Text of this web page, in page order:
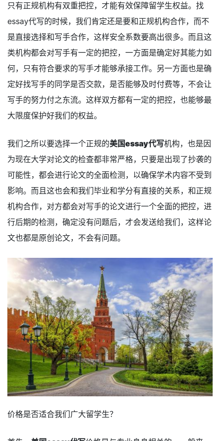
只有正规机构有双重把控，才能有效保障留学生权益。找
essay代写的时候，我们肯定还是要和正规机构合作，而不
是直接选择和写手合作，这样安全系数要高出很多。而且这
类机构都会对写手有一定的把控，一方面是确定好其能力如
何，只有符合要求的写手才能够承接工作。另一方面也是确
定好找写手的同学是否交款，是否能够及时付费等，不会让
写手的努力付之东流。这样双方都有一定的把控，也能够最
大限度保护好我们的权益。
我们之所以要选择一个正规的美国essay代写机构，也是因
为现在大学对论文的检查都非常严格，只要是出现了抄袭的
可能性，都会进行论文的全面检测，以确保学术内容不受到
影响。而且这也会和我们毕业和学分有直接的关系，和正规
机构合作，对方都会对写手的论文进行一个全面的把控，进
行后期的检测，确定没有问题后，才会发送给我们，这样论
文也都是原创论文，不会有问题。
价格是否适合我们广大留学生？